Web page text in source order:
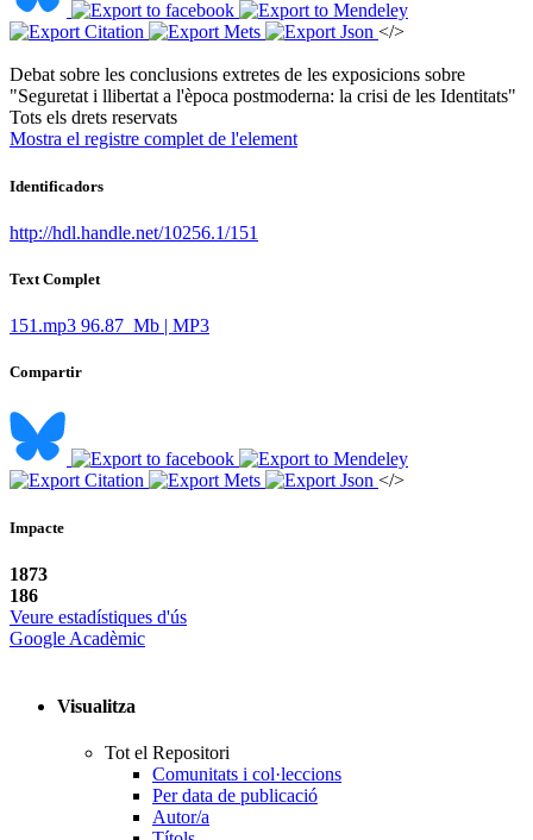
</>
Debat sobre les conclusions extretes de les exposicions sobre
"Seguretat i llibertat a l'època postmoderna: la crisi de les Identitats" ​
​Tots els drets reservats
Mostra el registre complet de l'element
Identificadors
http://hdl.handle.net/10256.1/151
Text Complet
151.mp3 96.87 Mb | MP3
Compartir
</>
Impacte
1873
186
Veure estadístiques d'ús
Google Acadèmic
Visualitza
Tot el Repositori
Comunitats i col·leccions
Per data de publicació
Autor/a